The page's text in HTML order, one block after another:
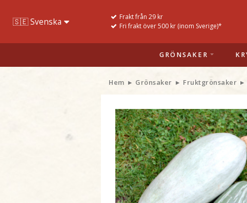
Frakt från 29 kr
Fri frakt över 500 kr (inom Sverige)*
GRÖNSAKER
Hem Grönsaker Fruktgrönsaker